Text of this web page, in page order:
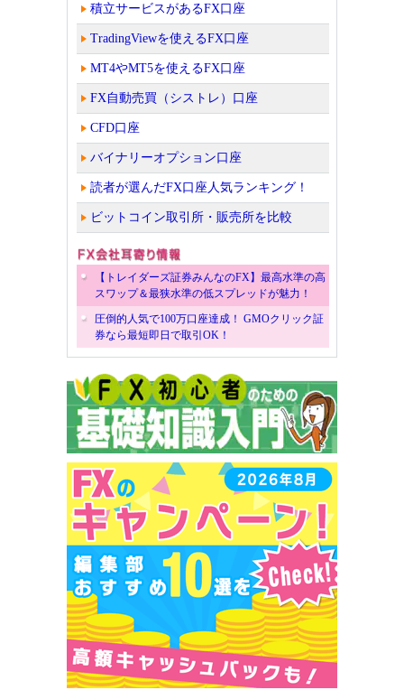
積立サービスがあるFX口座
TradingViewを使えるFX口座
MT4やMT5を使えるFX口座
FX自動売買（シストレ）口座
CFD口座
バイナリーオプション口座
読者が選んだFX口座人気ランキング！
ビットコイン取引所・販売所を比較
【トレイダーズ証券みんなのFX】最高水準の高
スワップ＆最狭水準の低スプレッドが魅力！
圧倒的人気で100万口座達成！ GMOクリック証
券なら最短即日で取引OK！